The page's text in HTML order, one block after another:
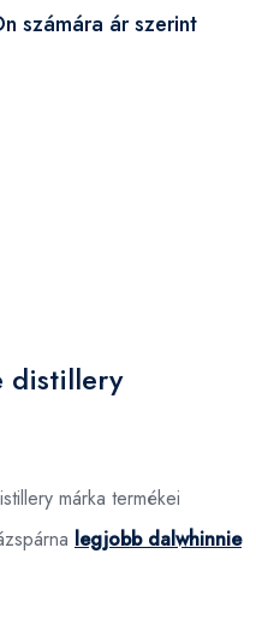
számára ár szerint
distillery
márka termékei
legjobb dalwhinnie